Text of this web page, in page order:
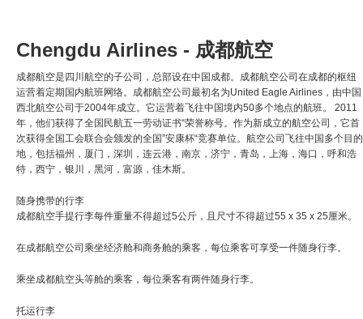
Chengdu Airlines - 成都航空
成都航空是四川航空的子公司，总部设在中国成都。成都航空公司在成都的枢纽
运营着定期国内航班网络。成都航空公司最初名为United Eagle Airlines，由中国
西北航空公司于2004年成立。它运营着飞往中国境内50多个地点的航班。 2011
年，他们获得了全国民航五一劳动证书“荣誉称号。作为新成立的航空公司，它首
次获得全国工会联合会颁发的全国”安康杯“竞赛单位。航空公司飞往中国多个目的
地，包括福州，厦门，深圳，连云港，南京，济宁，青岛，上海，海口，呼和浩
特，西宁，银川，黑河，富源，佳木斯。
随身携带的行李
成都航空手提行李每件重量不得超过5公斤，且尺寸不得超过55 x 35 x 25厘米。
在成都航空公司乘坐经济舱和商务舱的乘客，每位乘客可享受一件随身行李。
乘坐成都航空头等舱的乘客，每位乘客有两件随身行李。
托运行李